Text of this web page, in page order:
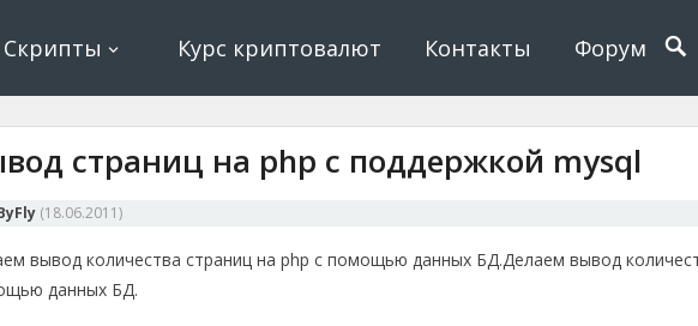
Скрипты Курс криптовалют Контакты Форум
страниц на php с поддержкой mysql
(18.06.2011)
вывод количества страниц на php с помощью данных БД.Делаем вывод
данных БД.